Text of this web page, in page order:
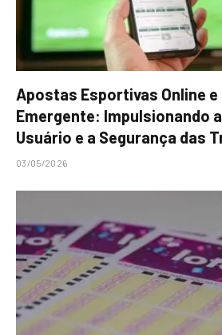
Apostas Esportivas Online
Emergente: Impulsionando
Usuário e a Segurança das
03/05/2026